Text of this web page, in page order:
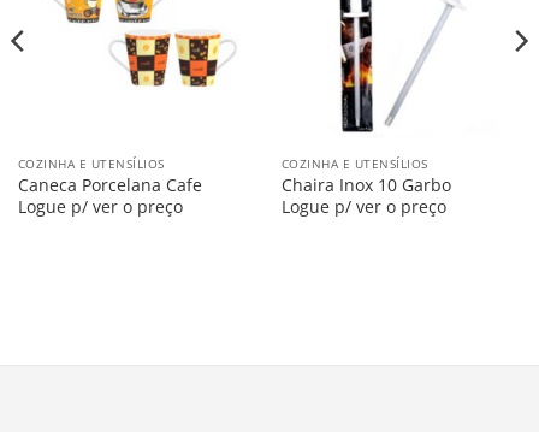
COZINHA E UTENSÍLIOS
Caneca Porcelana Cafe
Logue p/ ver o preço
COZINHA E UTENSÍLIOS
Chaira Inox 10 Garbo
Logue p/ ver o preço